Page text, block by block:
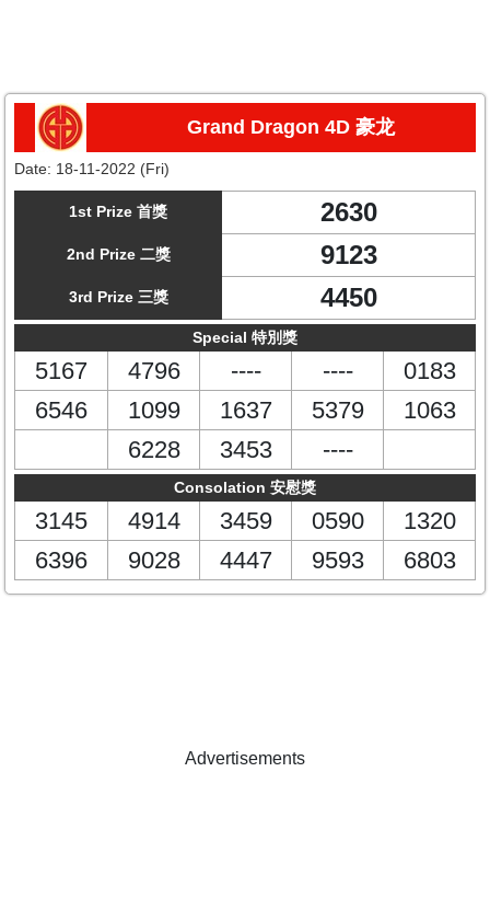
Grand Dragon 4D 豪龙
Date: 18-11-2022 (Fri)
1st Prize 首獎 2630
2nd Prize 二獎 9123
3rd Prize 三獎 4450
Special 特別獎
5167 4796 ---- ----
0183
6546
1099 1637 5379
1063
6228
3453 ----
Consolation 安慰獎
3145 4914 3459 0590
1320
6396
9028 4447 9593 6803
Advertisements